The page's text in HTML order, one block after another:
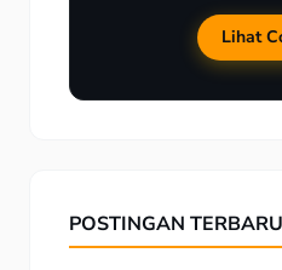
Lihat
POSTINGAN TERBARU